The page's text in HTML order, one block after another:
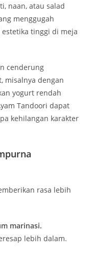
naan, atau salad
menggugah
tinggi di meja
cenderung
misalnya dengan
yogurt rendah
Tandoori dapat
kehilangan karakter
rasa lebih
marinasi.
lebih dalam.